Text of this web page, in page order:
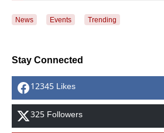
News Events Trending
Stay Connected
12345 Likes
325 Followers